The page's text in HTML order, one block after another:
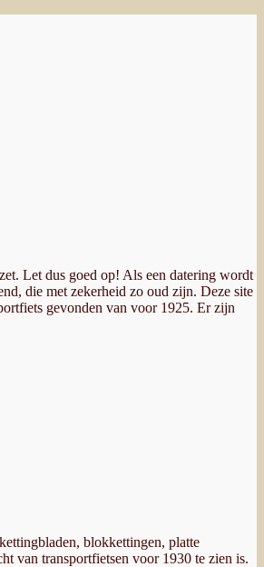
Let dus goed op! Als een datering wordt
die met zekerheid zo oud zijn. Deze site
gevonden van voor 1925. Er zijn
blokkettingen, platte
van transportfietsen voor 1930 te zien is.